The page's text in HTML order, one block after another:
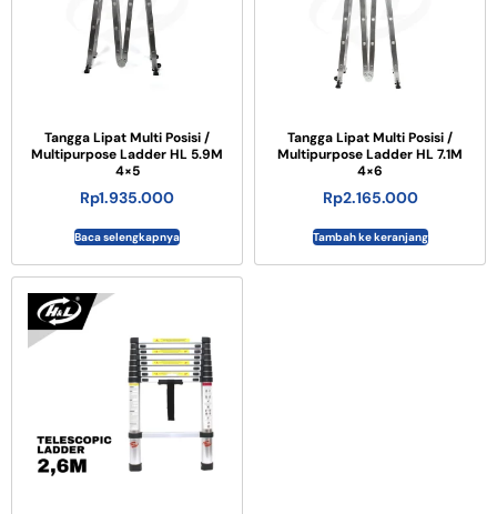
Tangga Lipat Multi Posisi /
Multipurpose Ladder HL 5.9M
4×5
Rp1.935.000
Baca selengkapnya
Tangga Lipat Multi Posisi /
Multipurpose Ladder HL 7.1M
4×6
Rp2.165.000
Tambah ke keranjang